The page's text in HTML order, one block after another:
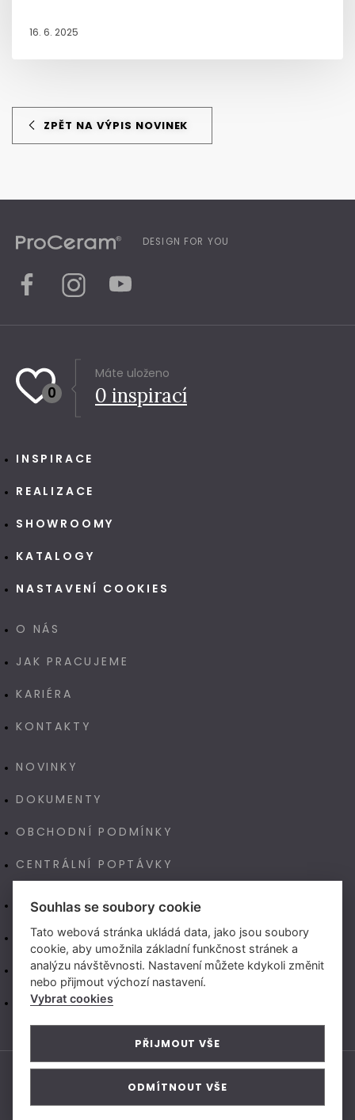
16. 6. 2025
ZPĚT NA VÝPIS NOVINEK
DESIGN FOR YOU
0
Máte uloženo
0 inspirací
INSPIRACE
REALIZACE
SHOWROOMY
KATALOGY
NASTAVENÍ COOKIES
O NÁS
JAK PRACUJEME
KARIÉRA
KONTAKTY
NOVINKY
DOKUMENTY
OBCHODNÍ PODMÍNKY
CENTRÁLNÍ POPTÁVKY
E-SHOP
NAŠE VÝROBA TECHNOART
NEW LIVING CENTER (CZ)
NEW LIVING CENTER (SK)
© 2026 Vytvořeno vBeneš & Michl
Souhlas se soubory cookie
Tato webová stránka ukládá data, jako jsou soubory
cookie, aby umožnila základní funkčnost stránek a
analýzu návštěvnosti. Nastavení můžete kdykoli změnit
nebo přijmout výchozí nastavení.
Vybrat cookies
PŘIJMOUT VŠE
ODMÍTNOUT VŠE